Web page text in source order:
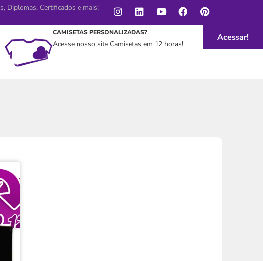
Diplomas, Certificados e mais!
CAMISETAS PERSONALIZADAS?
Acesse nosso site Camisetas em 12 horas!
Acessar!